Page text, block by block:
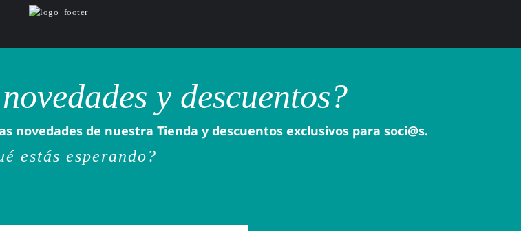
y descuentos?
de nuestra Tienda y descuentos exclusivos para soci@s.
estás esperando?